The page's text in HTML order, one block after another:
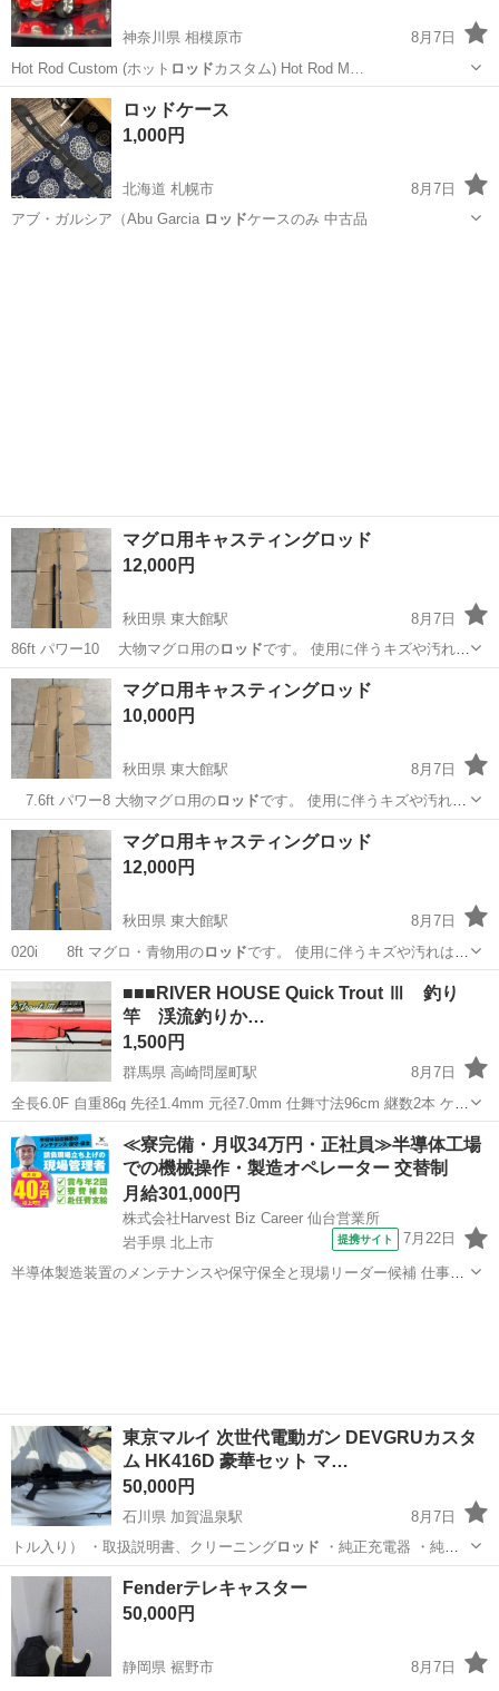
神奈川県 相模原市
8月7日
Hot Rod Custom (ホット ロッド カスタム) Hot Rod M…
神奈川 相模原市 ミニカー
ロッドケース
1,000円
北海道 札幌市
8月7日
アブ・ガルシア（Abu Garcia ロッドケースのみ 中古品
マグロ用キャスティングロッド
12,000円
秋田県 東大館駅
8月7日
86ft パワー10 大物マグロ用のロッドです。 使用に伴うキズや汚れは
有りま…
秋田 大館市 東大館駅 マグロ
マグロ用キャスティングロッド
10,000円
秋田県 東大館駅
8月7日
7.6ft パワー8 大物マグロ用のロッドです。 使用に伴うキズや汚れは
有りま…
秋田 大館市 東大館駅 マグロ
マグロ用キャスティングロッド
12,000円
秋田県 東大館駅
8月7日
020i 8ft マグロ・青物用のロッドです。 使用に伴うキズや汚れは有
りま…
秋田 大館市
■■■RIVER HOUSE Quick Trout Ⅲ 釣り
竿 渓流釣りか…
1,500円
群馬県 高崎問屋町駅
8月7日
全長6.0F 自重86g 先径1.4mm 元径7.0mm 仕舞寸法96cm 継数2本 ケー
ス、外箱あり 数回使用ししまってありました
群馬 高崎市 高崎問屋町駅 その他 RIVER
≪寮完備・月収34万円・正社員≫半導体工場
での機械操作・製造オペレーター 交替制
月給301,000円
株式会社Harvest Biz Career 仙台営業所
岩手県 北上市
提携サイト 7月22日
半導体製造装置のメンテナンスや保守保全と現場リーダー候補 仕事内
東京マルイ 次世代電動ガン DEVGRUカスタ
ム HK416D 豪華セット マ…
50,000円
石川県 加賀温泉駅
8月7日
トル入り） ・取扱説明書、クリーニングロッド ・純正充電器 ・純正
ニッケル水素バッ…
石川 加賀市 その他
Fenderテレキャスター
50,000円
静岡県 裾野市
8月7日